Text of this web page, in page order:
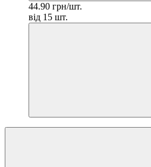
44.90 грн/шт.
від 15 шт.